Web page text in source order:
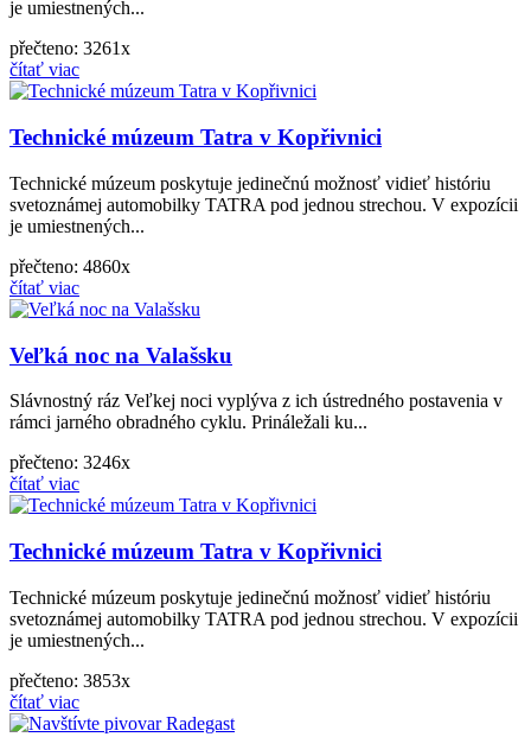
je umiestnených...
přečteno: 3261x
čítať viac
Technické múzeum Tatra v Kopřivnici
Technické múzeum poskytuje jedinečnú možnosť vidieť históriu
svetoznámej automobilky TATRA pod jednou strechou. V expozícii
je umiestnených...
přečteno: 4860x
čítať viac
Veľká noc na Valašsku
Slávnostný ráz Veľkej noci vyplýva z ich ústredného postavenia v
rámci jarného obradného cyklu. Prináležali ku...
přečteno: 3246x
čítať viac
Technické múzeum Tatra v Kopřivnici
Technické múzeum poskytuje jedinečnú možnosť vidieť históriu
svetoznámej automobilky TATRA pod jednou strechou. V expozícii
je umiestnených...
přečteno: 3853x
čítať viac